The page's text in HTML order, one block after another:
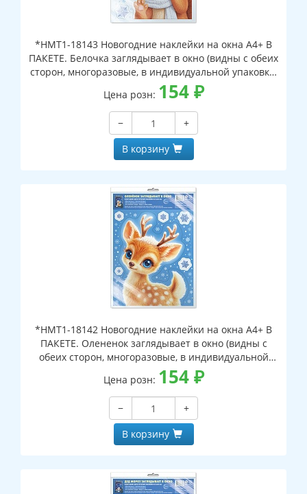
*НМТ1-18143 Новогодние наклейки на окна А4+ В
ПАКЕТЕ. Белочка заглядывает в окно (видны с обеих
сторон, многоразовые, в индивидуальной упаковке,
с европодвесом и клеевым клапаном)
Цена розн: 154₽
−
+
В корзину
*НМТ1-18142 Новогодние наклейки на окна А4+ В
ПАКЕТЕ. Олененок заглядывает в окно (видны с
обеих сторон, многоразовые, в индивидуальной
упаковке, с европодвесом и клеевым клапаном)
Цена розн: 154₽
−
+
В корзину